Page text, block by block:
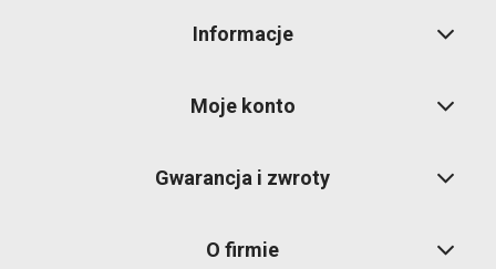
Informacje
Moje konto
Gwarancja i zwroty
O firmie